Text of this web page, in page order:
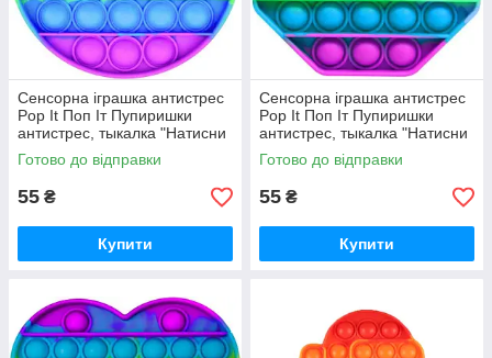
Сенсорна іграшка антистрес
Pop It Поп Іт Пупиришки
антистрес, тыкалка "Натисни
міхур" квадрат
Готово до відправки
55 ₴
Купити
Сенсорна іграшка антистрес
Pop It Поп Іт Пупиришки
антистрес, тыкалка "Натисни
міхур" Восьмикутник
Готово до відправки
55 ₴
Купити